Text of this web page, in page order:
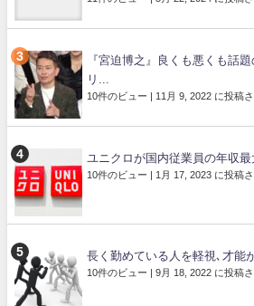
『宮迫博之』良くも悪くも話
リ...
10件のビュー | 11月 9, 2022 に投稿
ユニクロが国内従業員の年収
10件のビュー | 1月 17, 2023 に投稿
長く勤めている人を軽視､才能
10件のビュー | 9月 18, 2022 に投稿